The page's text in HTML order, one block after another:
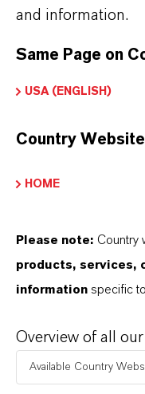
Nilva
+55 114016-
and information.
Same Page on
USA (ENGLISH)
Country
HOME
Please note: Country
products, services,
information specific
Overview of all
Available Country